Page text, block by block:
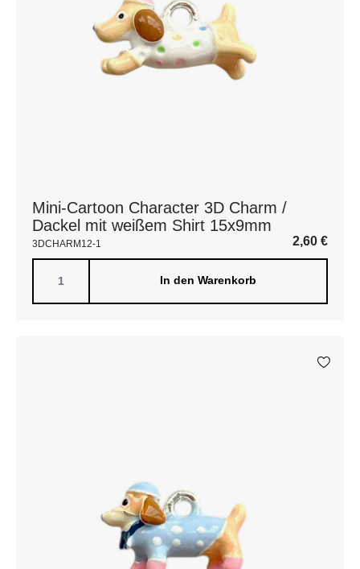
Mini-Cartoon Character 3D Charm /
Dackel mit weißem Shirt 15x9mm
3DCHARM12-1 2,60 €
In den Warenkorb